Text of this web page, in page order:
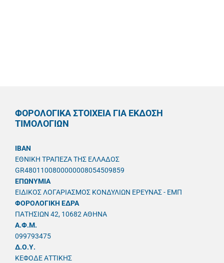
ΦΟΡΟΛΟΓΙΚΑ ΣΤΟΙΧΕΙΑ ΓΙΑ ΕΚΔΟΣΗ
ΤΙΜΟΛΟΓΙΩΝ
IBAN
ΕΘΝΙΚΗ ΤΡΑΠΕΖΑ ΤΗΣ ΕΛΛΑΔΟΣ
GR4801100800000008054509859
ΕΠΩΝΥΜΙΑ
ΕΙΔΙΚΟΣ ΛΟΓΑΡΙΑΣΜΟΣ ΚΟΝΔΥΛΙΩΝ ΕΡΕΥΝΑΣ - ΕΜΠ
ΦΟΡΟΛΟΓΙΚΗ ΕΔΡΑ
ΠΑΤΗΣΙΩΝ 42, 10682 ΑΘΗΝΑ
A.Φ.Μ.
099793475
Δ.Ο.Υ.
ΚΕΦΟΔΕ ΑΤΤΙΚΗΣ